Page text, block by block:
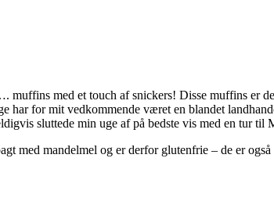
med et touch af snickers! Disse muffins er
har for mit vedkommende været en blandet
sluttede min uge af på bedste vis med en tur til
mandelmel og er derfor glutenfrie – de er